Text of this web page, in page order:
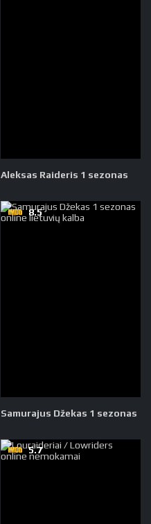
Aleksas Raideris 1 sezonas
Samurajus Džekas 1 sezonas
8.5
5.7